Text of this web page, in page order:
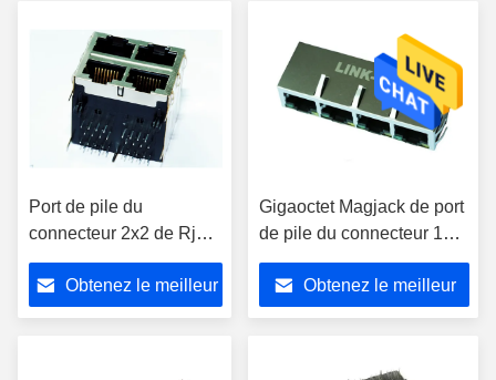
Port de pile du
connecteur 2x2 de Rj45
POE avec la base-T
1000 LPJG27082CNL
magnétique
Obtenez le meilleur
Gigaoctet Magjack de port
de pile du connecteur 1X4
de J0N-0012NL Rj45 POE
Obtenez le meilleur